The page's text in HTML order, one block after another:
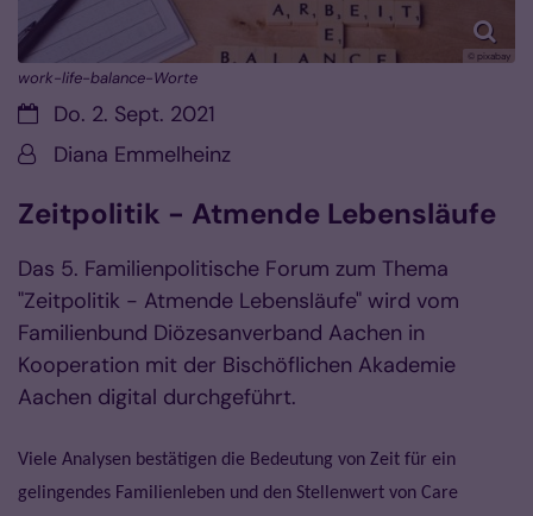
© pixabay
work-life-balance-Worte
Datum:Do. 2. Sept. 2021
Von:Diana Emmelheinz
Zeitpolitik - Atmende Lebensläufe
Das 5. Familienpolitische Forum zum Thema
"Zeitpolitik - Atmende Lebensläufe" wird vom
Familienbund Diözesanverband Aachen in
Kooperation mit der Bischöflichen Akademie
Aachen digital durchgeführt.
Viele Analysen bestätigen die Bedeutung von Zeit für ein
gelingendes Familienleben und den Stellenwert von Care